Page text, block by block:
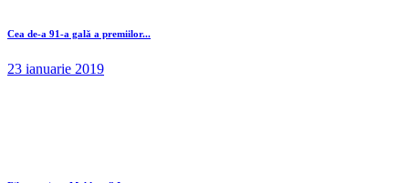
Cea de-a 91-a gală a premiilor...
23 ianuarie 2019